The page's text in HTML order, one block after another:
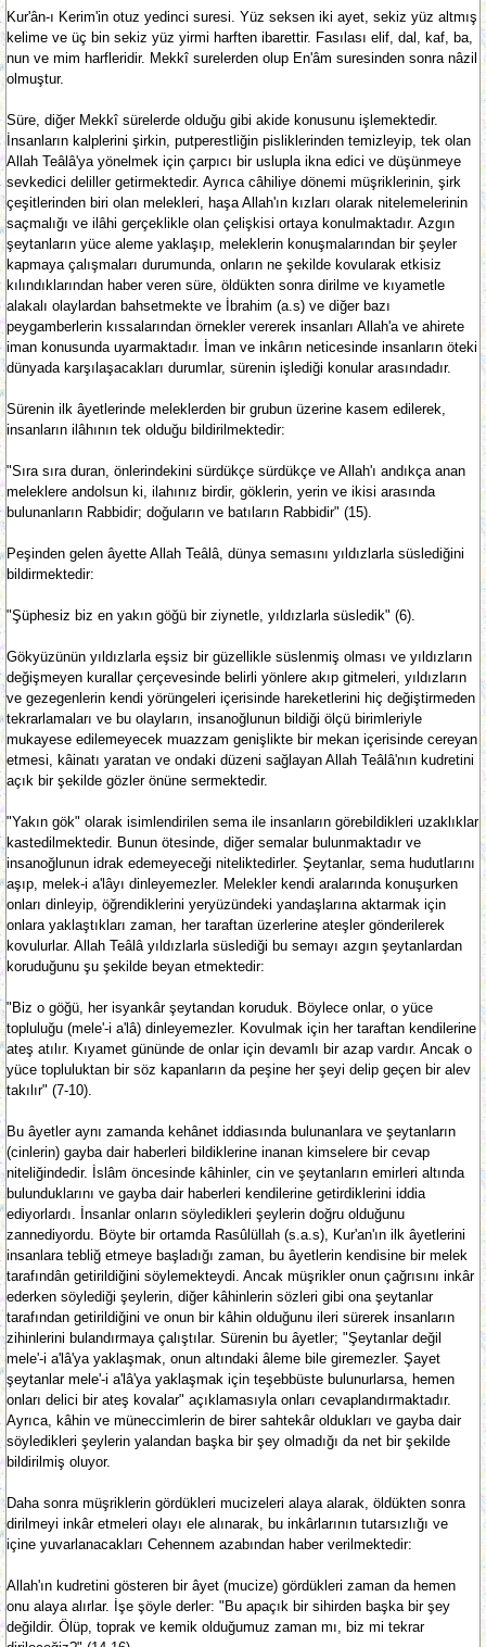
Kur'ân-ı Kerim'in otuz yedinci suresi. Yüz seksen iki ayet, sekiz yüz altmış
kelime ve üç bin sekiz yüz yirmi harften ibarettir. Fasılası elif, dal, kaf, ba,
nun ve mim harfleridir. Mekkî surelerden olup En'âm suresinden sonra nâzil
olmuştur.
Süre, diğer Mekkî sürelerde olduğu gibi akide konusunu işlemektedir.
İnsanların kalplerini şirkin, putperestliğin pisliklerinden temizleyip, tek olan
Allah Teâlâ'ya yönelmek için çarpıcı bir uslupla ikna edici ve düşünmeye
sevkedici deliller getirmektedir. Ayrıca câhiliye dönemi müşriklerinin, şirk
çeşitlerinden biri olan melekleri, haşa Allah'ın kızları olarak nitelemelerinin
saçmalığı ve ilâhi gerçeklikle olan çelişkisi ortaya konulmaktadır. Azgın
şeytanların yüce aleme yaklaşıp, meleklerin konuşmalarından bir şeyler
kapmaya çalışmaları durumunda, onların ne şekilde kovularak etkisiz
kılındıklarından haber veren süre, öldükten sonra dirilme ve kıyametle
alakalı olaylardan bahsetmekte ve İbrahim (a.s) ve diğer bazı
peygamberlerin kıssalarından örnekler vererek insanları Allah'a ve ahirete
iman konusunda uyarmaktadır. İman ve inkârın neticesinde insanların öteki
dünyada karşılaşacakları durumlar, sürenin işlediği konular arasındadır.
Sürenin ilk âyetlerinde meleklerden bir grubun üzerine kasem edilerek,
insanların ilâhının tek olduğu bildirilmektedir:
"Sıra sıra duran, önlerindekini sürdükçe sürdükçe ve Allah'ı andıkça anan
meleklere andolsun ki, ilahınız birdir, göklerin, yerin ve ikisi arasında
bulunanların Rabbidir; doğuların ve batıların Rabbidir" (15).
Peşinden gelen âyette Allah Teâlâ, dünya semasını yıldızlarla süslediğini
bildirmektedir:
"Şüphesiz biz en yakın göğü bir ziynetle, yıldızlarla süsledik" (6).
Gökyüzünün yıldızlarla eşsiz bir güzellikle süslenmiş olması ve yıldızların
değişmeyen kurallar çerçevesinde belirli yönlere akıp gitmeleri, yıldızların
ve gezegenlerin kendi yörüngeleri içerisinde hareketlerini hiç değiştirmeden
tekrarlamaları ve bu olayların, insanoğlunun bildiği ölçü birimleriyle
mukayese edilemeyecek muazzam genişlikte bir mekan içerisinde cereyan
etmesi, kâinatı yaratan ve ondaki düzeni sağlayan Allah Teâlâ'nın kudretini
açık bir şekilde gözler önüne sermektedir.
"Yakın gök" olarak isimlendirilen sema ile insanların görebildikleri uzaklıklar
kastedilmektedir. Bunun ötesinde, diğer semalar bulunmaktadır ve
insanoğlunun idrak edemeyeceği niteliktedirler. Şeytanlar, sema hudutlarını
aşıp, melek-i a'lâyı dinleyemezler. Melekler kendi aralarında konuşurken
onları dinleyip, öğrendiklerini yeryüzündeki yandaşlarına aktarmak için
onlara yaklaştıkları zaman, her taraftan üzerlerine ateşler gönderilerek
kovulurlar. Allah Teâlâ yıldızlarla süslediği bu semayı azgın şeytanlardan
koruduğunu şu şekilde beyan etmektedir:
"Biz o göğü, her isyankâr şeytandan koruduk. Böylece onlar, o yüce
topluluğu (mele'-i a'lâ) dinleyemezler. Kovulmak için her taraftan kendilerine
ateş atılır. Kıyamet gününde de onlar için devamlı bir azap vardır. Ancak o
yüce topluluktan bir söz kapanların da peşine her şeyi delip geçen bir alev
takılır" (7-10).
Bu âyetler aynı zamanda kehânet iddiasında bulunanlara ve şeytanların
(cinlerin) gayba dair haberleri bildiklerine inanan kimselere bir cevap
niteliğindedir. İslâm öncesinde kâhinler, cin ve şeytanların emirleri altında
bulunduklarını ve gayba dair haberleri kendilerine getirdiklerini iddia
ediyorlardı. İnsanlar onların söyledikleri şeylerin doğru olduğunu
zannediyordu. Böyte bir ortamda Rasûlüllah (s.a.s), Kur'an'ın ilk âyetlerini
insanlara tebliğ etmeye başladığı zaman, bu âyetlerin kendisine bir melek
tarafındân getirildiğini söylemekteydi. Ancak müşrikler onun çağrısını inkâr
ederken söylediği şeylerin, diğer kâhinlerin sözleri gibi ona şeytanlar
tarafından getirildiğini ve onun bir kâhin olduğunu ileri sürerek insanların
zihinlerini bulandırmaya çalıştılar. Sürenin bu âyetler; "Şeytanlar değil
mele'-i a'lâ'ya yaklaşmak, onun altındaki âleme bile giremezler. Şayet
şeytanlar mele'-i a'lâ'ya yaklaşmak için teşebbüste bulunurlarsa, hemen
onları delici bir ateş kovalar" açıklamasıyla onları cevaplandırmaktadır.
Ayrıca, kâhin ve müneccimlerin de birer sahtekâr oldukları ve gayba dair
söyledikleri şeylerin yalandan başka bir şey olmadığı da net bir şekilde
bildirilmiş oluyor.
Daha sonra müşriklerin gördükleri mucizeleri alaya alarak, öldükten sonra
dirilmeyi inkâr etmeleri olayı ele alınarak, bu inkârlarının tutarsızlığı ve
içine yuvarlanacakları Cehennem azabından haber verilmektedir:
Allah'ın kudretini gösteren bir âyet (mucize) gördükleri zaman da hemen
onu alaya alırlar. İşe şöyle derler: "Bu apaçık bir sihirden başka bir şey
değildir. Ölüp, toprak ve kemik olduğumuz zaman mı, biz mi tekrar